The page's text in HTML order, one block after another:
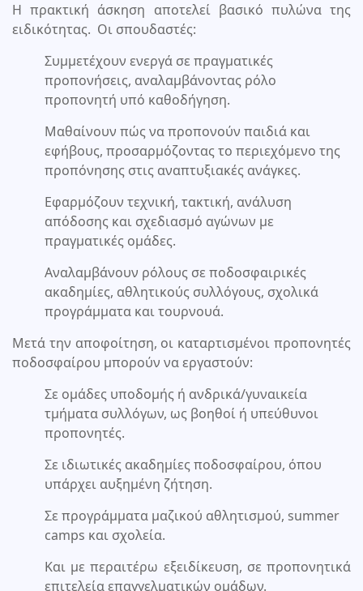
Η πρακτική άσκηση αποτελεί βασικό πυλώνα της
ειδικότητας. Οι σπουδαστές:
Συμμετέχουν ενεργά σε πραγματικές
προπονήσεις, αναλαμβάνοντας ρόλο
προπονητή υπό καθοδήγηση.
Μαθαίνουν πώς να προπονούν παιδιά και
εφήβους, προσαρμόζοντας το περιεχόμενο της
προπόνησης στις αναπτυξιακές ανάγκες.
Εφαρμόζουν τεχνική, τακτική, ανάλυση
απόδοσης και σχεδιασμό αγώνων με
πραγματικές ομάδες.
Αναλαμβάνουν ρόλους σε ποδοσφαιρικές
ακαδημίες, αθλητικούς συλλόγους, σχολικά
προγράμματα και τουρνουά.
Μετά την αποφοίτηση, οι καταρτισμένοι προπονητές
ποδοσφαίρου μπορούν να εργαστούν:
Σε ομάδες υποδομής ή ανδρικά/γυναικεία
τμήματα συλλόγων, ως βοηθοί ή υπεύθυνοι
προπονητές.
Σε ιδιωτικές ακαδημίες ποδοσφαίρου, όπου
υπάρχει αυξημένη ζήτηση.
Σε προγράμματα μαζικού αθλητισμού, summer
camps και σχολεία.
Και με περαιτέρω εξειδίκευση, σε προπονητικά
επιτελεία επαγγελματικών ομάδων.